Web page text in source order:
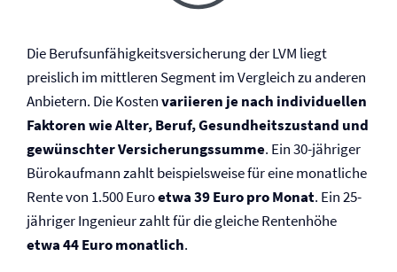
Die Berufs­unfähigkeits­versicherung der LVM liegt
preislich im mittleren Segment im Vergleich zu anderen
Anbietern. Die Kostenvariieren je nach individuellen
Faktoren wie Alter, Beruf, Gesundheitszustand und
gewünschter Versicherungssumme. Ein 30-jähriger
Bürokaufmann zahlt beispielsweise für eine monatliche
Rente von 1.500 Euroetwa 39 Euro pro Monat. Ein 25-
jähriger Ingenieur zahlt für die gleiche Rentenhöhe
etwa 44 Euro monatlich.